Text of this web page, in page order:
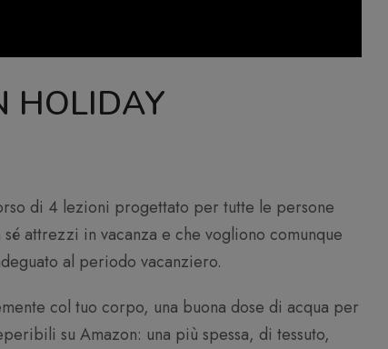
HOLIDAY
di 4 lezioni progettato per tutte le persone
attrezzi in vacanza e che vogliono comunque
al periodo vacanziero.
col tuo corpo, una buona dose di acqua per
su Amazon: una più spessa, di tessuto,